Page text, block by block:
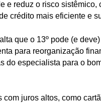
e reduz o risco sistêmico,
crédito mais eficiente e
que o 13º pode (e
para reorganização
do especialista para o
com juros altos, como